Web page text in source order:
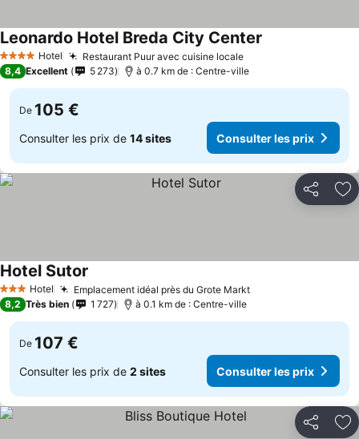
4 Étoiles Hotel Restaurant Puur avec cuisine locale
Leonardo Hotel Breda City Center
8,4 Excellent 5 273 à 0.7 km de : Centre-ville
De 105 €
Consulter les prix de 14 sites Consulter les prix
Partager
3 ÉtoilesHotel Emplacement idéal près du Grote Markt
Hotel Sutor
8,2 Très bien 1 727 à 0.1 km de : Centre-ville
De 107 €
Consulter les prix de 2 sites Consulter les prix
Partager